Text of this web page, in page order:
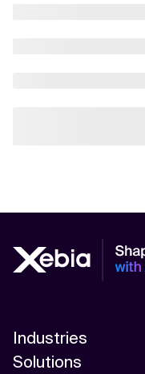
Industries
Solutions